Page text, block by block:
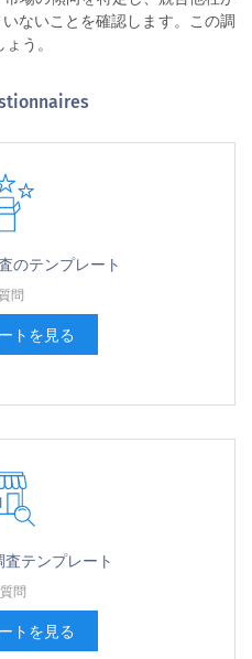
ないことを確認します。この調
う。
のテンプレート
問
トを見る
テンプレート
問
トを見る